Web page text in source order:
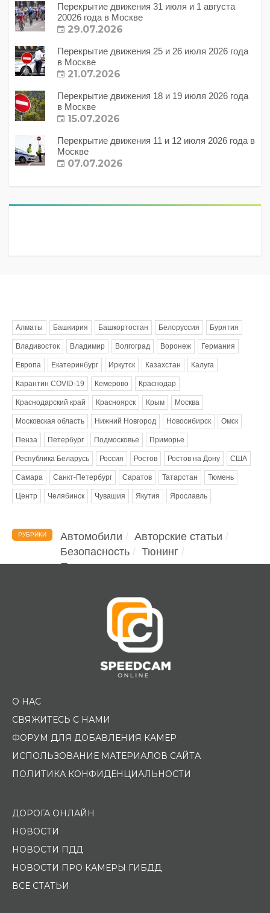
Перекрытие движения 31 июля и 1 августа
20026 года в Москве
29.07.2026
Перекрытие движения 25 и 26 июля 2026 года
в Москве
21.07.2026
Перекрытие движения 18 и 19 июля 2026 года
в Москве
15.07.2026
Перекрытие движения 11 и 12 июля 2026 года в
Москве
07.07.2026
Алматы Башкирия Башкортостан Белоруссия Бурятия
Владивосток Владимир Волгоград Воронеж Германия
Европа Екатеринбург Иркутск Казахстан Калуга
Карантин COVID-19 Кемерово Краснодар
Краснодарский край Красноярск Крым Москва
Московская область Нижний Новгород Новосибирск Омск
Пенза Петербург Подмосковье Приморье
Республика Беларусь Россия Ростов Ростов на Дону США
Самара Санкт-Петербург Саратов Татарстан Тюмень
Центр Челябинск Чувашия Якутия Ярославль
РУБРИКИ Автомобили
Авторские статьи
Безопасность
Тюнинг
Помощь водителю
О НАС
СВЯЖИТЕСЬ С НАМИ
ФОРУМ ДЛЯ ДОБАВЛЕНИЯ КАМЕР
ИСПОЛЬЗОВАНИЕ МАТЕРИАЛОВ САЙТА
ПОЛИТИКА КОНФИДЕНЦИАЛЬНОСТИ
ДОРОГА ОНЛАЙН
НОВОСТИ
НОВОСТИ ПДД
НОВОСТИ ПРО КАМЕРЫ ГИБДД
ВСЕ СТАТЬИ